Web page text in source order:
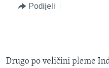
SJEDINJENE AMERIČKE
NAUKA I TEHNOLOGIJA
SLOBODA MEDIJA
Podijeli
Drugo po veličini pleme